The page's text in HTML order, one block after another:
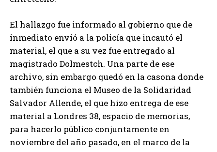
El hallazgo fue informado al gobierno que de
inmediato envió a la policía que incautó el
material, el que a su vez fue entregado al
magistrado Dolmestch. Una parte de ese
archivo, sin embargo quedó en la casona donde
también funciona el Museo de la Solidaridad
Salvador Allende, el que hizo entrega de ese
material a Londres 38, espacio de memorias,
para hacerlo público conjuntamente en
noviembre del año pasado, en el marco de la